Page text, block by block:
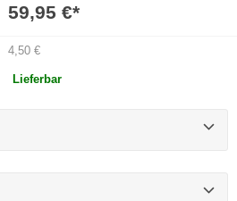
59,95 €*
4,50 €
Lieferbar